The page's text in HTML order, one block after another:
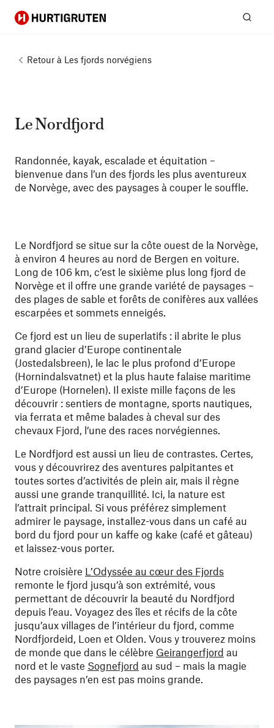
Hurtigruten
Retour à Les fjords norvégiens
Le Nordfjord
Randonnée, kayak, escalade et équitation –
bienvenue dans l’un des fjords les plus aventureux
de Norvège, avec des paysages à couper le souffle.
Le Nordfjord se situe sur la côte ouest de la Norvège,
à environ 4 heures au nord de Bergen en voiture.
Long de 106 km, c’est le sixième plus long fjord de
Norvège et il offre une grande variété de paysages –
des plages de sable et forêts de conifères aux vallées
escarpées et sommets enneigés.
Ce fjord est un lieu de superlatifs : il abrite le plus
grand glacier d’Europe continentale
(Jostedalsbreen), le lac le plus profond d’Europe
(Hornindalsvatnet) et la plus haute falaise maritime
d’Europe (Hornelen). Il existe mille façons de les
découvrir : sentiers de montagne, sports nautiques,
via ferrata et même balades à cheval sur des
chevaux Fjord, l’une des races norvégiennes.
Le Nordfjord est aussi un lieu de contrastes. Certes,
vous y découvrirez des aventures palpitantes et
toutes sortes d’activités de plein air, mais il règne
aussi une grande tranquillité. Ici, la nature est
l’attrait principal. Si vous préférez simplement
admirer le paysage, installez-vous dans un café au
bord du fjord pour un kaffe og kake (café et gâteau)
et laissez-vous porter.
Notre croisière L’Odyssée au cœur des Fjords
remonte le fjord jusqu’à son extrémité, vous
permettant de découvrir la beauté du Nordfjord
depuis l’eau. Voyagez des îles et récifs de la côte
jusqu’aux villages de l’intérieur du fjord, comme
Nordfjordeid, Loen et Olden. Vous y trouverez moins
de monde que dans le célèbre Geirangerfjord au
nord et le vaste Sognefjord au sud – mais la magie
des paysages n’en est pas moins grande.